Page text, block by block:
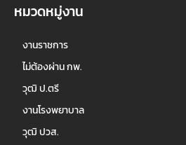
หมวดหมู่งาน
งานราชการ
ไม่ต้องผ่าน กพ.
วุฒิ ป.ตรี
งานโรงพยาบาล
วุฒิ ปวส.